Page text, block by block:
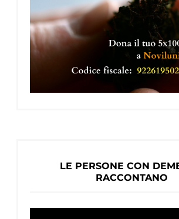
LE PERSONE CON
RACCONTANO